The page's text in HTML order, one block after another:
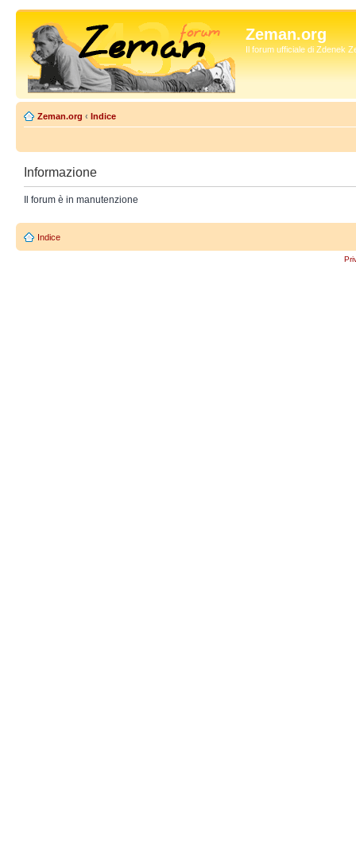
Zeman.org
Il forum ufficiale di Zdenek
Zeman.org ‹ Indice
Informazione
Il forum è in manutenzione
Indice